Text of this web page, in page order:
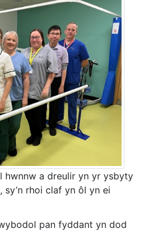
hwnnw a dreulir yn yr ysbyty
rhoi claf yn ôl yn ei
pan fyddant yn dod